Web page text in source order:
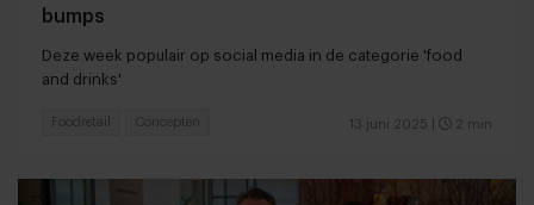
bumps
Deze week populair op social media in de categorie 'food
and drinks'
13 juni 2025 2 min
Foodretail Concepten